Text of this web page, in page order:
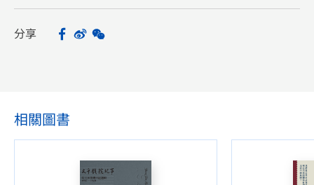
分享 Facebook
Sina Weibo
WeChat
相關圖書